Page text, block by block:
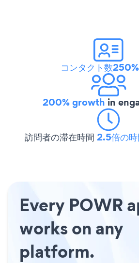
コンタクト数
200% growth in
訪問者の滞在時間 2.5倍の
Every POWR
works on any
platform.